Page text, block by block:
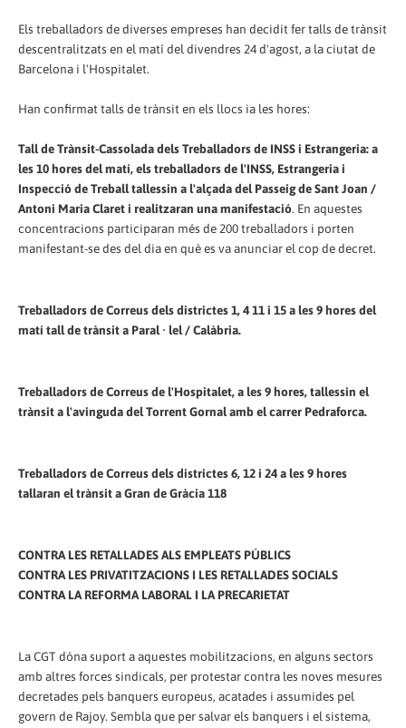
Els treballadors de diverses empreses han decidit fer talls de trànsit
descentralitzats en el matí del divendres 24 d'agost, a la ciutat de
Barcelona i l'Hospitalet.
Han confirmat talls de trànsit en els llocs ia les hores:
Tall de Trànsit-Cassolada dels Treballadors de INSS i Estrangeria: a
les 10 hores del matí, els treballadors de l'INSS, Estrangeria i
Inspecció de Treball tallessin a l'alçada del Passeig de Sant Joan /
Antoni Maria Claret i realitzaran una manifestació. En aquestes
concentracions participaran més de 200 treballadors i porten
manifestant-se des del dia en què es va anunciar el cop de decret.
Treballadors de Correus dels districtes 1, 4 11 i 15 a les 9 hores del
matí tall de trànsit a Paral · lel / Calàbria.
Treballadors de Correus de l'Hospitalet, a les 9 hores, tallessin el
trànsit a l'avinguda del Torrent Gornal amb el carrer Pedraforca.
Treballadors de Correus dels districtes 6, 12 i 24 a les 9 hores
tallaran el trànsit a Gran de Gràcia 118
CONTRA LES RETALLADES ALS EMPLEATS PÚBLICS
CONTRA LES PRIVATITZACIONS I LES RETALLADES SOCIALS
CONTRA LA REFORMA LABORAL I LA PRECARIETAT
La CGT dóna suport a aquestes mobilitzacions, en alguns sectors
amb altres forces sindicals, per protestar contra les noves mesures
decretades pels banquers europeus, acatades i assumides pel
govern de Rajoy. Sembla que per salvar els banquers i el sistema,